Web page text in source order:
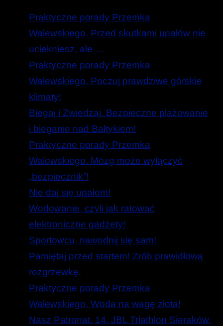
Praktyczne porady Przemka
Walewskiego. Przed skutkami upałów nie
uciekniesz, ale …
Praktyczne porady Przemka
Walewskiego. Poczuj prawdziwe górskie
klimaty!
Biegaj i Zwiedzaj. Bezpieczne plażowanie
i bieganie nad Bałtykiem!
Praktyczne porady Przemka
Walewskiego. Mózg może wyłączyć
„bezpiecznik”!
Nie daj się upałom!
Wodowanie, czyli jak ratować
elektroniczne gadżety!
Sportowcu, nawodnij się sam!
Pamiętaj przed startem! Zrób prawidłową
rozgrzewkę.
Praktyczne porady Przemka
Walewskiego. Woda na wagę złota!
Nasz Patronat. 14. JBL Triathlon Sieraków.